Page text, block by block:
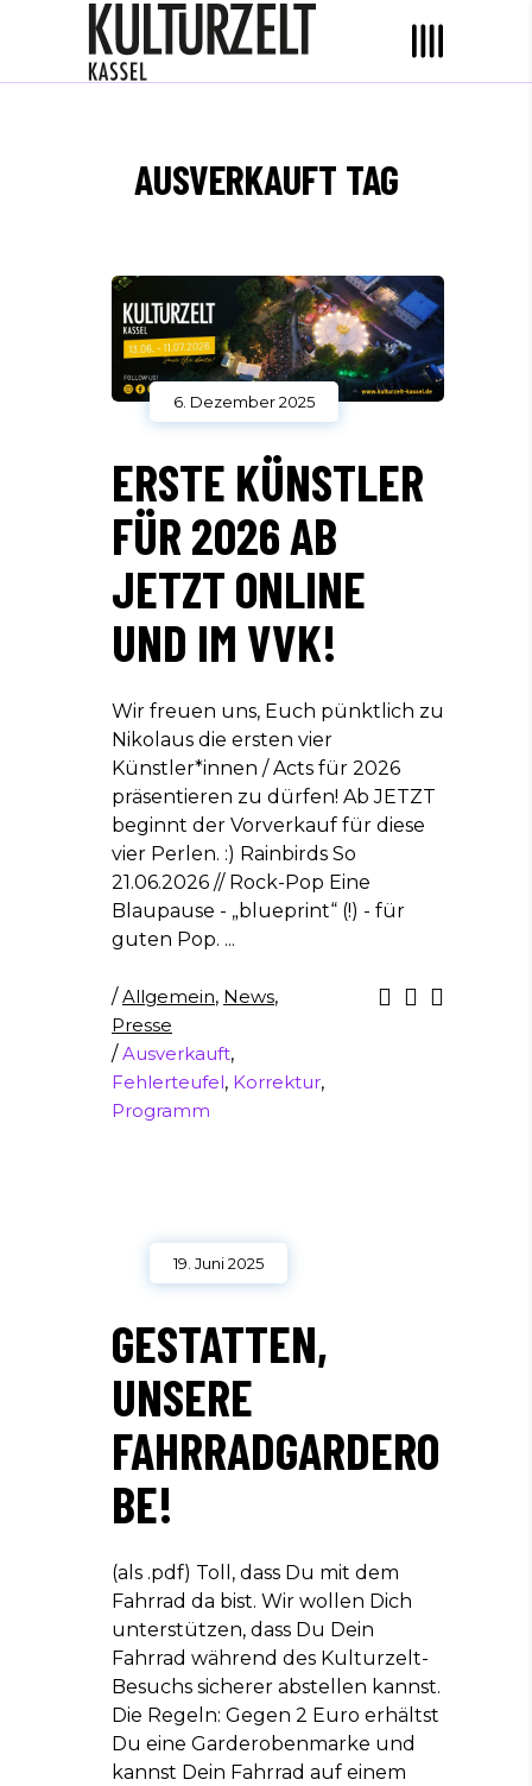
AUSVERKAUFT TAG
6. Dezember 2025
ERSTE KÜNSTLER
FÜR 2026 AB
JETZT ONLINE
UND IM VVK!
Wir freuen uns, Euch pünktlich zu
Nikolaus die ersten vier
Künstler*innen / Acts für 2026
präsentieren zu dürfen! Ab JETZT
beginnt der Vorverkauf für diese
vier Perlen. :) Rainbirds So
21.06.2026 // Rock-Pop Eine
Blaupause - „blueprint“ (!) - für
guten Pop.
/Allgemein, News,
Presse
/Ausverkauft,
Fehlerteufel, Korrektur,
Programm
19. Juni 2025
GESTATTEN,
UNSERE
FAHRRADGARDERO
BE!
(als .pdf) Toll, dass Du mit dem
Fahrrad da bist. Wir wollen Dich
unterstützen, dass Du Dein
Fahrrad während des Kulturzelt-
Besuchs sicherer abstellen kannst.
Die Regeln: Gegen 2 Euro erhältst
Du eine Garderobenmarke und
kannst Dein Fahrrad auf einem